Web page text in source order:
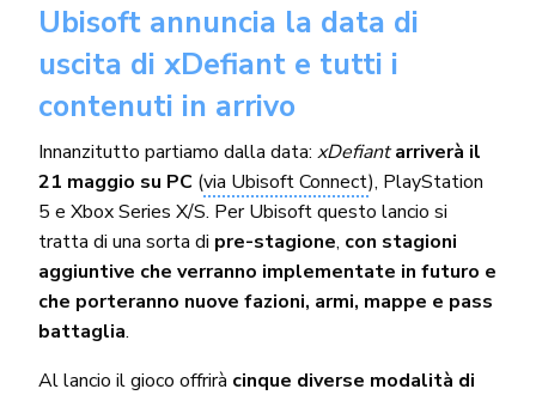
Ubisoft annuncia la data di
uscita di xDefiant e tutti i
contenuti in arrivo
Innanzitutto partiamo dalla data:xDefiant arriverà il
21 maggio su PC (via Ubisoft Connect), PlayStation
5 e Xbox Series X/S. Per Ubisoft questo lancio si
tratta di una sorta di pre-stagione, con stagioni
aggiuntive che verranno implementate in futuro e
che porteranno nuove fazioni, armi, mappe e pass
battaglia.
Al lancio il gioco offrirà cinque diverse modalità di